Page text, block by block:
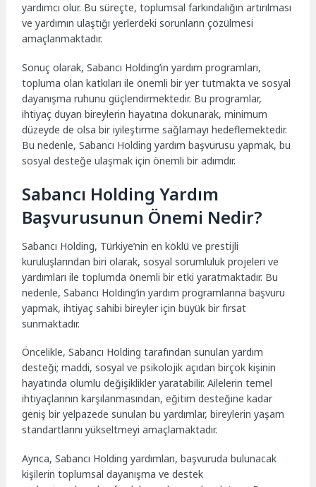
yardımcı olur. Bu süreçte, toplumsal farkındalığın artırılması
ve yardımın ulaştığı yerlerdeki sorunların çözülmesi
amaçlanmaktadır.
Sonuç olarak, Sabancı Holding’in yardım programları,
topluma olan katkıları ile önemli bir yer tutmakta ve sosyal
dayanışma ruhunu güçlendirmektedir. Bu programlar,
ihtiyaç duyan bireylerin hayatına dokunarak, minimum
düzeyde de olsa bir iyileştirme sağlamayı hedeflemektedir.
Bu nedenle, Sabancı Holding yardım başvurusu yapmak, bu
sosyal desteğe ulaşmak için önemli bir adımdır.
Sabancı Holding Yardım
Başvurusunun Önemi Nedir?
Sabancı Holding, Türkiye’nin en köklü ve prestijli
kuruluşlarından biri olarak, sosyal sorumluluk projeleri ve
yardımları ile toplumda önemli bir etki yaratmaktadır. Bu
nedenle, Sabancı Holding’in yardım programlarına başvuru
yapmak, ihtiyaç sahibi bireyler için büyük bir fırsat
sunmaktadır.
Öncelikle, Sabancı Holding tarafından sunulan yardım
desteği; maddi, sosyal ve psikolojik açıdan birçok kişinin
hayatında olumlu değişiklikler yaratabilir. Ailelerin temel
ihtiyaçlarının karşılanmasından, eğitim desteğine kadar
geniş bir yelpazede sunulan bu yardımlar, bireylerin yaşam
standartlarını yükseltmeyi amaçlamaktadır.
Ayrıca, Sabancı Holding yardımları, başvuruda bulunacak
kişilerin toplumsal dayanışma ve destek